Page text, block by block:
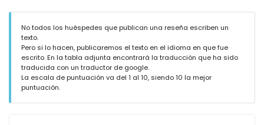
No todos los huéspedes que publican una reseña escriben un
texto.
Pero si lo hacen, publicaremos el texto en el idioma en que fue
escrito. En la tabla adjunta encontrará la traducción que ha sido
traducida con un traductor de google.
La escala de puntuación va del 1 al 10, siendo 10 la mejor
puntuación.